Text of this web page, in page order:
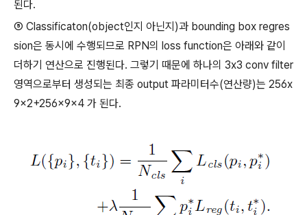
된다.
⑤ Classificaton(object인지 아닌지)과 bounding box regres
sion은 동시에 수행되므로 RPN의 loss function은 아래와 같이
더하기 연산으로 진행된다. 그렇기 때문에 하나의 3x3 conv filter
영역으로부터 생성되는 최종 output 파라미터수(연산량)는 256x
9x2+256x9x4 가 된다.